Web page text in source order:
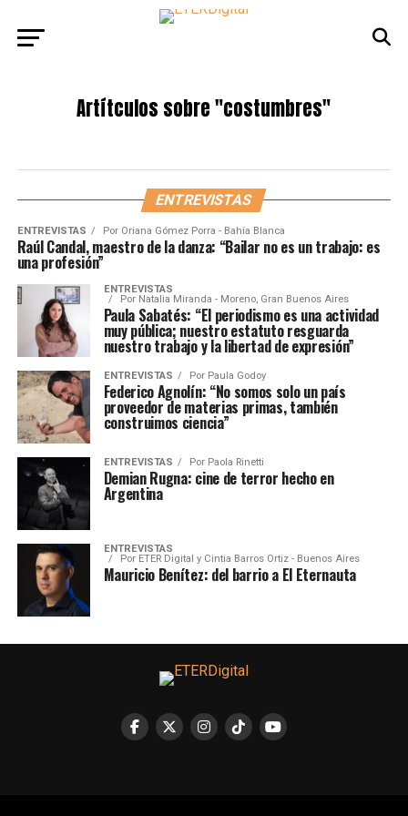
Artítculos sobre"costumbres"
ENTREVISTAS
ENTREVISTAS Por Oriana Gómez Porra - Bahía Blanca
Raúl Candal, maestro de la danza: “Bailar no es un trabajo: es
una profesión”
ENTREVISTAS
Por Natalia Miranda - Moreno, Gran Buenos Aires
Paula Sabatés: “El periodismo es una actividad
muy pública; nuestro estatuto resguarda
nuestro trabajo y la libertad de expresión”
ENTREVISTAS Por Paula Godoy
Federico Agnolín: “No somos solo un país
proveedor de materias primas, también
construimos ciencia”
ENTREVISTAS Por Paola Rinetti
Demian Rugna: cine de terror hecho en
Argentina
ENTREVISTAS
Por ETER Digital y Cintia Barros Ortiz - Buenos Aires
Mauricio Benítez: del barrio a El Eternauta